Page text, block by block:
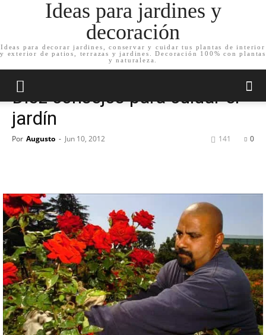
Ideas para jardines y
decoración
Ideas para decorar jardines, conservar y cuidar tus plantas de interior
y exterior de patios, terrazas y jardines. Decoración 100% con plantas
y naturaleza.
Inicio Cuida tu jardín
Diez consejos para cuidar el
jardín
Por Augusto - Jun 10, 2012 0
141